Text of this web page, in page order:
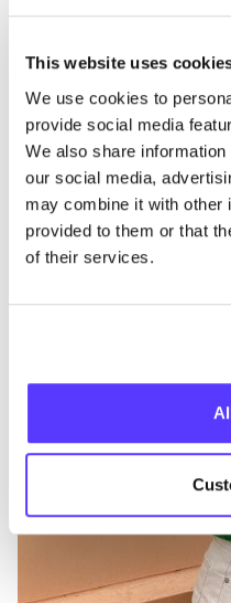
This website uses
We use cookies to
provide social media
We also share
our social media,
may combine it with other
provided to them or that
of their services.
mate­ri­aal. Op deze
recy­cling cultuur.